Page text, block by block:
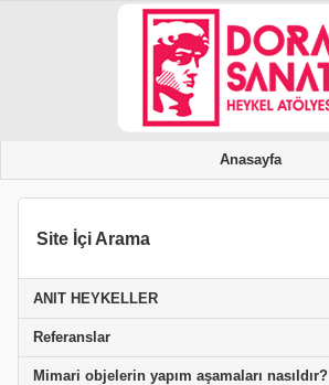
Anasayfa
Site İçi Arama
ANIT HEYKELLER
Referanslar
Mimari objelerin yapım aşamaları nasıldır?